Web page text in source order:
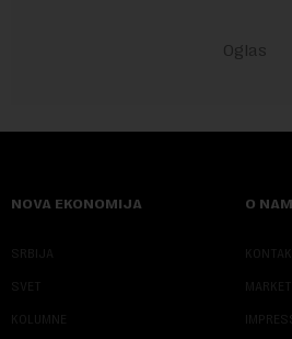
NOVA EKONOMIJA
SRBIJA
SVET
KOLUMNE
O